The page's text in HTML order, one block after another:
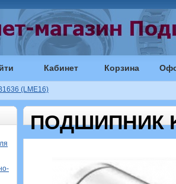
Кабинет Корзина
(LME16)
ПОДШИПНИК